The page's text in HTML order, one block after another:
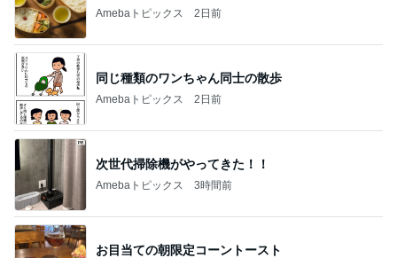
Amebaトピックス 2日前
同じ種類のワンちゃん同士の散歩
Amebaトピックス 2日前
次世代掃除機がやってきた！！
Amebaトピックス 3時間前
お目当ての朝限定コーントースト